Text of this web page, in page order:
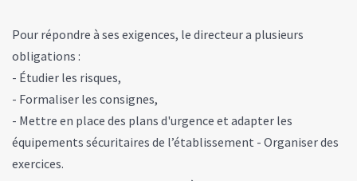
Pour répondre à ses exigences, le directeur a plusieurs
obligations :
- Étudier les risques,
- Formaliser les consignes,
- Mettre en place des plans d'urgence et adapter les
équipements sécuritaires de l’établissement - Organiser des
exercices.